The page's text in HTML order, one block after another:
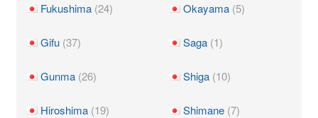
Fukushima (24)
Gifu (37)
Gunma (26)
Hiroshima (19)
Okayama (5)
Saga (1)
Shiga (10)
Shimane (7)